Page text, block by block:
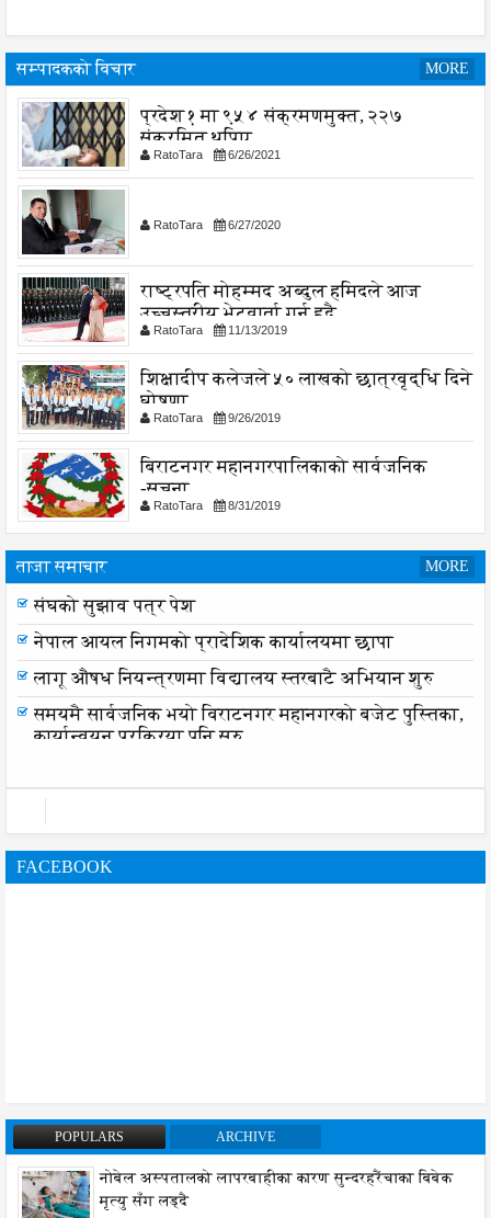
सम्पादकको विचार MORE
प्रदेश १ मा ९५४ संक्रमणमुक्त, २२७
संक्रमित थपिए
RatoTara 6/26/2021
RatoTara 6/27/2020
राष्ट्रपति मोहम्मद अब्दुल हमिदले आज
उच्चस्तरीय भेटवार्ता गर्नु हुदै,
RatoTara 11/13/2019
शिक्षादीप कलेजले ५० लाखको छात्रवृद्धि दिने
घोषणा
RatoTara 9/26/2019
बिराटनगर महानगरपालिकाको सार्वजनिक
-सुचना
RatoTara 8/31/2019
ताजा समाचार MORE
संघको सुझाव पत्र पेश
नेपाल आयल निगमको प्रादेशिक कार्यालयमा छापा
लागू औषध नियन्त्रणमा विद्यालय स्तरबाटै अभियान शुरु
समयमै सार्वजनिक भयो विराटनगर महानगरको बजेट पुस्तिका,
कार्यान्वयन प्रक्रिया पनि सुरु
FACEBOOK
POPULARS ARCHIVE
नोबेल अस्पतालको लापरबाहीका कारण सुन्दरहरैंचाका बिबेक
मृत्यु सँग लड्दै